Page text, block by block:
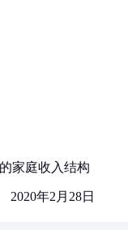
家庭收入结构
2020年2月28日